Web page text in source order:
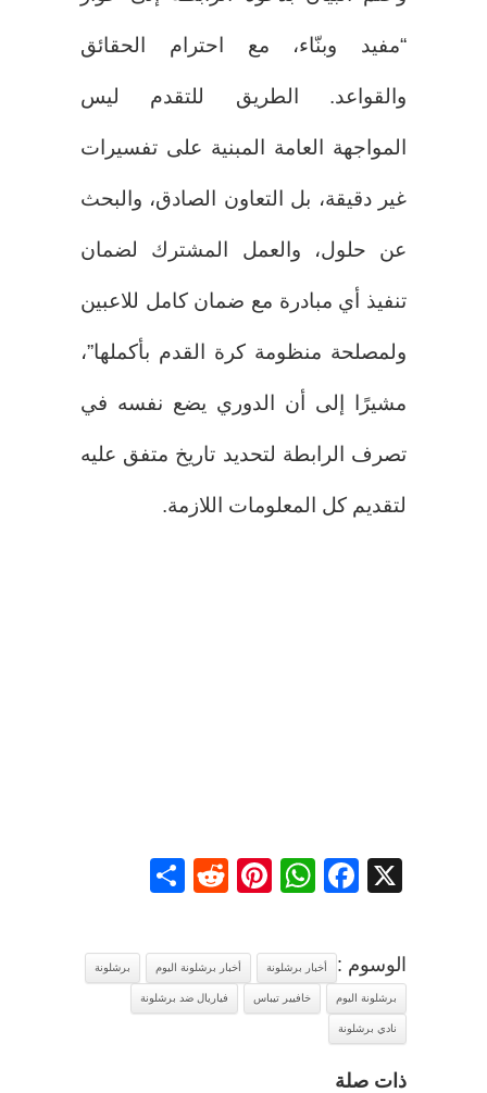
“مفيد وبنّاء، مع احترام الحقائق
والقواعد. الطريق للتقدم ليس
المواجهة العامة المبنية على تفسيرات
غير دقيقة، بل التعاون الصادق، والبحث
عن حلول، والعمل المشترك لضمان
تنفيذ أي مبادرة مع ضمان كامل للاعبين
ولمصلحة منظومة كرة القدم بأكملها”،
مشيرًا إلى أن الدوري يضع نفسه في
تصرف الرابطة لتحديد تاريخ متفق عليه
لتقديم كل المعلومات اللازمة.
X
Facebook
WhatsApp
Pinterest
Reddit
الوسوم : أخبار برشلونة أخبار برشلونة اليوم برشلونة
برشلونة اليوم خافيير تيباس فياريال ضد برشلونة
نادي برشلونة
ذات صلة